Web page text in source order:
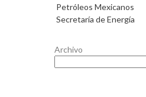
Petróleos Mexicanos
Secretaría de Energía
Archivo